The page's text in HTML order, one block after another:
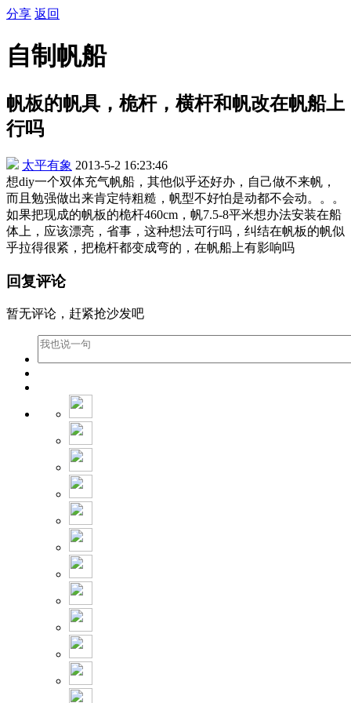
分享 返回
自制帆船
帆板的帆具，桅杆，横杆和帆改在帆船上
行吗
太平有象 2013-5-2 16:23:46
想diy一个双体充气帆船，其他似乎还好办，自己做不来帆，
而且勉强做出来肯定特粗糙，帆型不好怕是动都不会动。。。
如果把现成的帆板的桅杆460cm，帆7.5-8平米想办法安装在船
体上，应该漂亮，省事，这种想法可行吗，纠结在帆板的帆似
乎拉得很紧，把桅杆都变成弯的，在帆船上有影响吗
回复评论
暂无评论，赶紧抢沙发吧